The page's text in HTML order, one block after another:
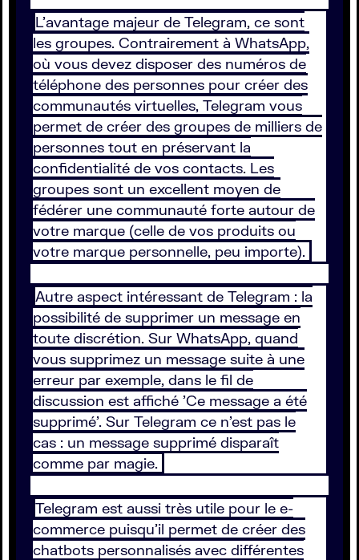
L’avantage majeur de Telegram, ce sont
les groupes. Contrairement à WhatsApp,
où vous devez disposer des numéros de
téléphone des personnes pour créer des
communautés virtuelles, Telegram vous
permet de créer des groupes de milliers de
personnes tout en préservant la
confidentialité de vos contacts. Les
groupes sont un excellent moyen de
fédérer une communauté forte autour de
votre marque (celle de vos produits ou
votre marque personnelle, peu importe).
Autre aspect intéressant de Telegram : la
possibilité de supprimer un message en
toute discrétion. Sur WhatsApp, quand
vous supprimez un message suite à une
erreur par exemple, dans le fil de
discussion est affiché 'Ce message a été
supprimé'. Sur Telegram ce n’est pas le
cas : un message supprimé disparaît
comme par magie.
Telegram est aussi très utile pour le e-
commerce puisqu'il permet de créer des
chatbots personnalisés avec différentes